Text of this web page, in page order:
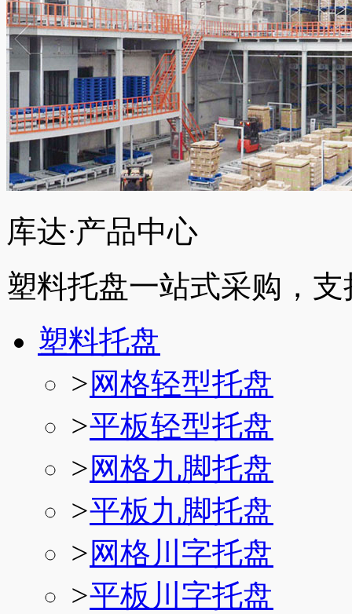
库达·产品中心
塑料托盘一站式采购，
塑料托盘
> 网格轻型托盘
>平板轻型托盘
> 网格九脚托盘
>平板九脚托盘
> 网格川字托盘
>平板川字托盘